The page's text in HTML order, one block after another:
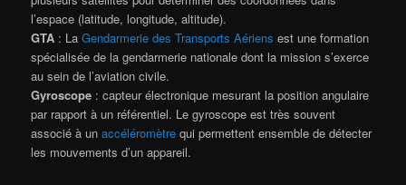
l’espace (latitude, longitude, altitude).
GTA : LaGendarmerie des Transports Aériens est une formation
spécialisée de la gendarmerie nationale dont la mission s’exerce
au sein de l’aviation civile.
Gyroscope : capteur électronique mesurant la position angulaire
par rapport à un référentiel. Le gyroscope est très souvent
associé à unaccéléromètre qui permettent ensemble de détecter
les mouvements d’un appareil.